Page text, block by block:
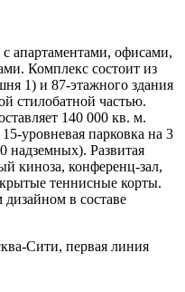
апартаментами, офисами,
Комплекс состоит из
1) и 87-этажного здания
стилобатной частью.
140 000 кв. м.
уровневая парковка на 3
надземных). Развитая
киноза, конференц-зал,
теннисные корты.
в составе
Сити, первая линия